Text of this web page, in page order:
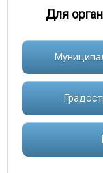
Для